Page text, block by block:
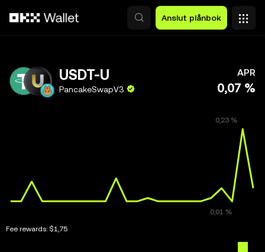
Anslut plånbok
USDT-U
PancakeSwapV3
APR
0,07 %
Fee rewards: $1,75